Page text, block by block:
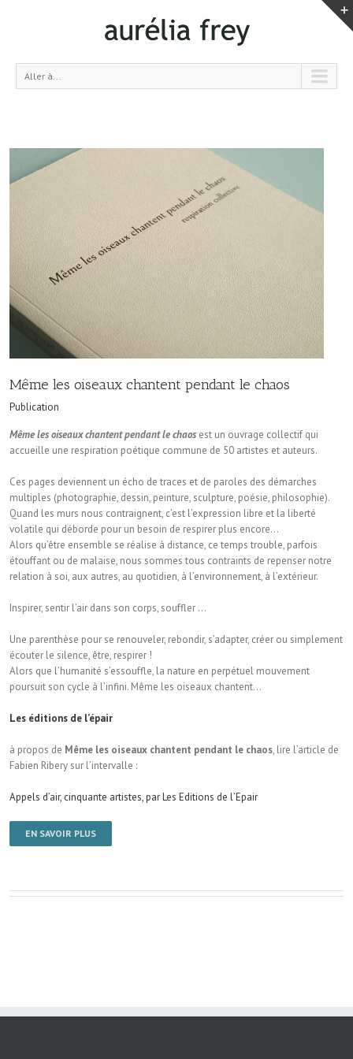
Aller à...
Même les oiseaux chantent pendant le chaos
Publication
Même les oiseaux chantent pendant le chaos est un ouvrage collectif qui
accueille une respiration poétique commune de 50 artistes et auteurs.
Ces pages deviennent un écho de traces et de paroles des démarches
multiples (photographie, dessin, peinture, sculpture, poésie, philosophie).
Quand les murs nous contraignent, c’est l’expression libre et la liberté
volatile qui déborde pour un besoin de respirer plus encore…
Alors qu’être ensemble se réalise à distance, ce temps trouble, parfois
étouffant ou de malaise, nous sommes tous contraints de repenser notre
relation à soi, aux autres, au quotidien, à l’environnement, à l’extérieur.
Inspirer, sentir l’air dans son corps, souffler …
Une parenthèse pour se renouveler, rebondir, s’adapter, créer ou simplement
écouter le silence, être, respirer !
Alors que l’humanité s’essouffle, la nature en perpétuel mouvement
poursuit son cycle à l’infini. Même les oiseaux chantent…
Les éditions de l’épair
à propos de Même les oiseaux chantent pendant le chaos, lire l’article de
Fabien Ribery sur l’intervalle :
Appels d’air, cinquante artistes, par Les Editions de l’Epair
EN SAVOIR PLUS